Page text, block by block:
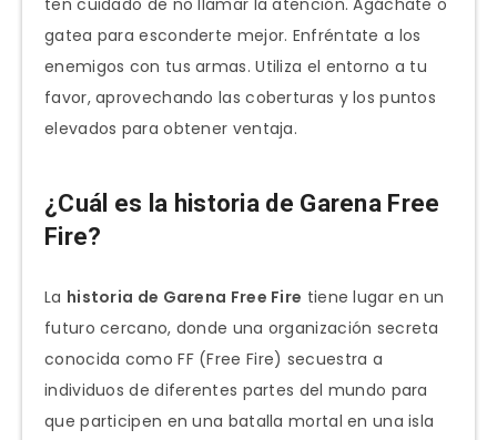
ten cuidado de no llamar la atención. Agáchate o
gatea para esconderte mejor. Enfréntate a los
enemigos con tus armas. Utiliza el entorno a tu
favor, aprovechando las coberturas y los puntos
elevados para obtener ventaja.
¿Cuál es la historia de Garena Free
Fire?
La historia de Garena Free Fire tiene lugar en un
futuro cercano, donde una organización secreta
conocida como FF (Free Fire) secuestra a
individuos de diferentes partes del mundo para
que participen en una batalla mortal en una isla